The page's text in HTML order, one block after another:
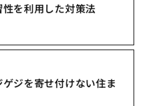
を利用した対策法
ジを寄せ付けない住ま